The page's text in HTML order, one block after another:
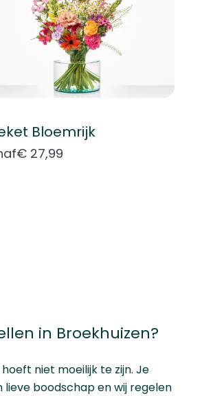
Bloemrijk
€ 27,99
in Broekhuizen?
niet moeilijk te zijn. Je
boodschap en wij regelen